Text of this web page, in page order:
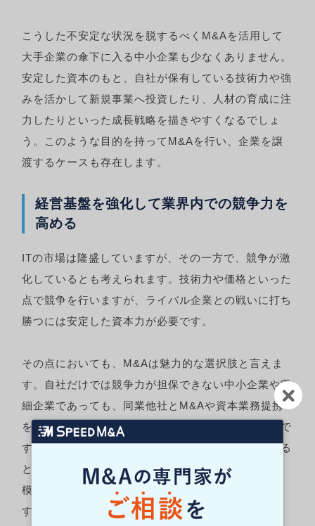
こうした不安定な状況を脱するべくM&Aを活用して
大手企業の傘下に入る中小企業も少なくありません。
安定した資本のもと、自社が保有している技術力や強
みを活かして新規事業へ投資したり、人材の育成に注
力したりといった成長戦略を描きやすくなるでしょ
う。このような目的を持ってM&Aを行い、企業を譲
渡するケースも存在します。
経営基盤を強化して業界内での競争力を
高める
ITの市場は隆盛していますが、その一方で、競争が激
化しているとも考えられます。技術力や価格といった
点で競争を行いますが、ライバル企業との戦いに打ち
勝つには安定した資本力が必要です。
その点においても、M&Aは魅力的な選択肢と言えま
す。自社だけでは競争力が担保できない中小企業や零
細企業であっても、同業他社とM&Aや資本業務提携
を行うことで、安定した資本力を手に入れられるので
す。もちろん、先述したように大手企業の傘下に入る
という意味でのM&Aも多くありますが、同程度の規
模の企業同士でM&Aに臨むケースも散見されていま
す。